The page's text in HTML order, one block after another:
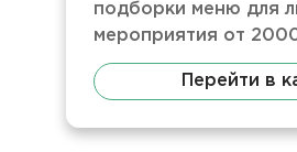
подборки меню для
мероприятия от
Перейти в